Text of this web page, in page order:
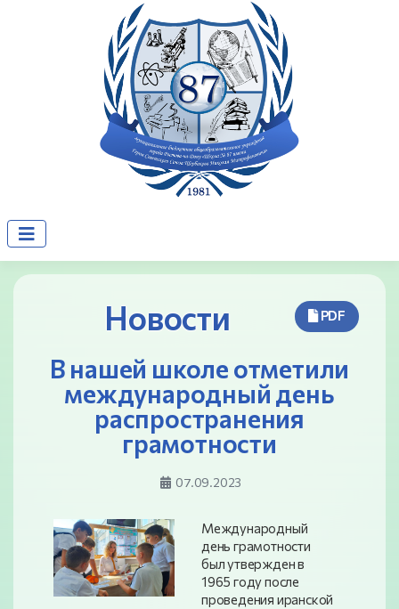
PDF
Новости
В нашей школе отметили
международный день
распространения
грамотности
07.09.2023
Международный
день грамотности
был утвержден в
1965 году после
проведения иранской